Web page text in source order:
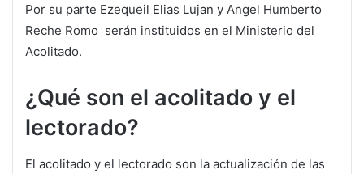
Por su parte Ezequeil Elias Lujan y Angel Humberto
Reche Romo serán instituidos en el Ministerio del
Acolitado.
¿Qué son el acolitado y el
lectorado?
El acolitado y el lectorado son la actualización de las